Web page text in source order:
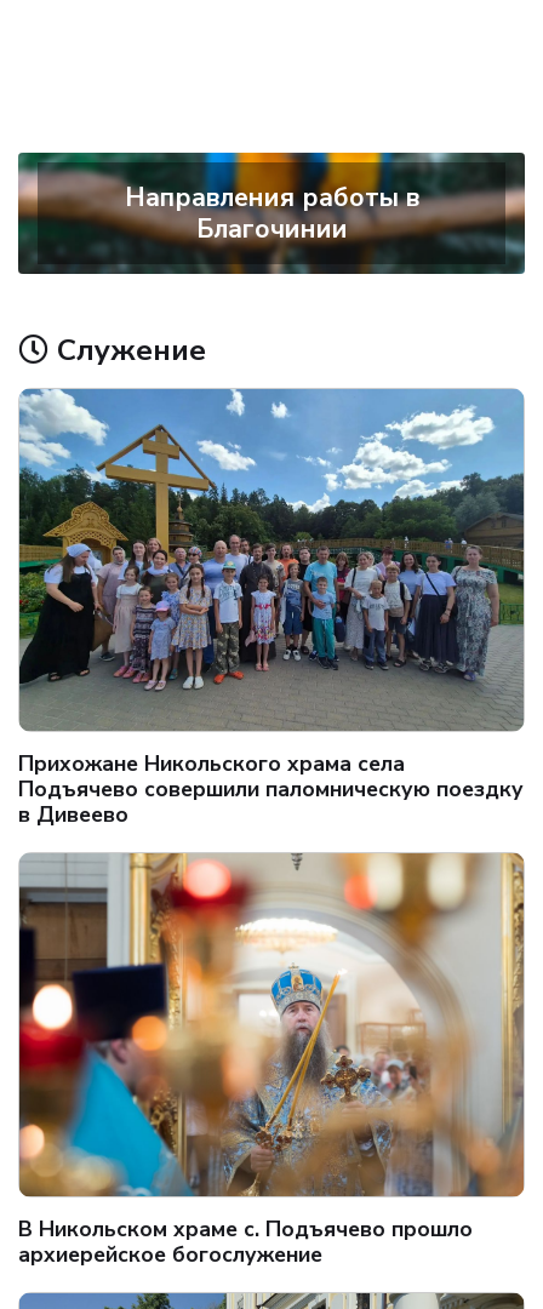
Направления работы в
Благочинии
Служение
Прихожане Никольского храма села
Подъячево совершили паломническую поездку
в Дивеево
В Никольском храме с. Подъячево прошло
архиерейское богослужение